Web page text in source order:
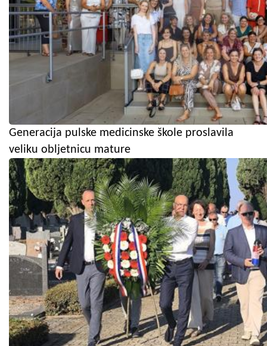
Generacija pulske medicinske škole proslavila
veliku obljetnicu mature